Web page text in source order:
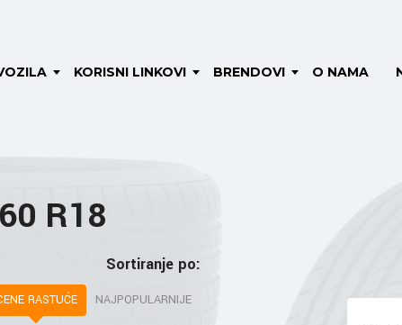
KORISNI LINKOVI BRENDOVI O NAMA
R18
Sortiranje po:
RASTUĆE NAJPOPULARNIJE